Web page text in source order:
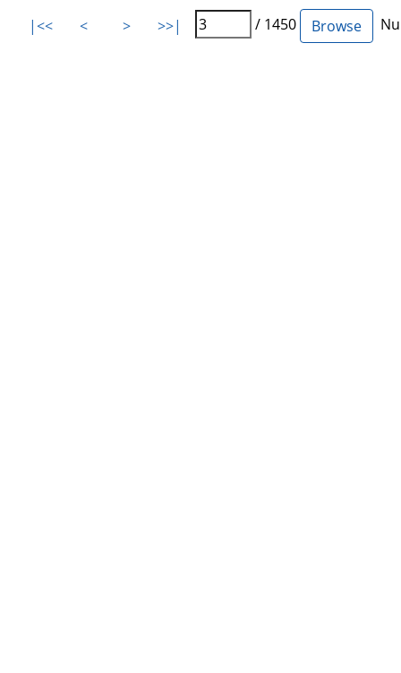
|<< < > >>| / 1450